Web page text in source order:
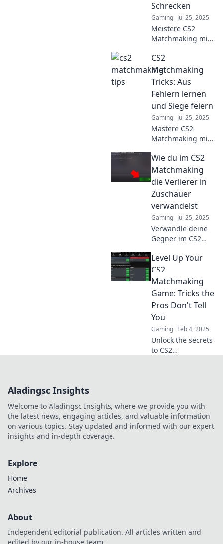
Schrecken
Gaming Jul 25, 2025
Meistere CS2
Matchmaking mit
sorge für Angst
und Schrecken bei
deinen Gegnern!
Entdecke, wie du
sie besiegst!
CS2
Matchmaking
Tricks: Aus
Fehlern lernen
und Siege feiern
Gaming Jul 25, 2025
Mastere CS2-
Matchmaking mit
Lerne aus Fehlern
und feiere Siege.
Lass den Erfolg
starten!
Wie du im CS2
Matchmaking
die Verlierer in
Zuschauer
verwandelst
Gaming Jul 25, 2025
Verwandle deine
Gegner im CS2
Zuschauer!
Entdecke die
besten Strategien,
um sie in den
Abgrund zu
führen.
Level Up Your
CS2
Matchmaking
Game: Tricks the
Pros Don't Tell
You
Gaming Feb 4, 2025
Unlock the secrets
to CS2
dominate the
competition.
Aladingsc Insights
Welcome to Aladingsc Insights, where we provide you with
the latest news, engaging articles, and valuable information
on various topics. Stay updated and informed with our expert
insights and in-depth coverage.
Explore
Home
Archives
About
Independent editorial publication. All articles written and
edited by our in-house team.